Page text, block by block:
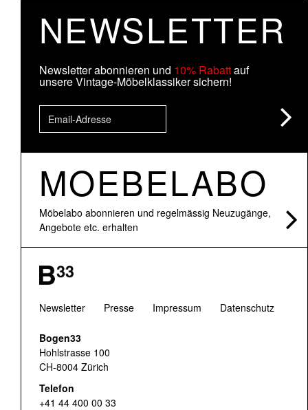
NEWSLETTER
Newsletter abonnieren und 10% Rabattauf
unsere Vintage-Möbelklassiker sichern!
MOEBELABO
Möbelabo abonnieren und regelmässig Neuzugänge,
Angebote etc. erhalten
Newsletter Presse Impressum Datenschutz
Bogen33
Hohlstrasse 100
CH-8004 Zürich
Telefon
+41 44 400 00 33